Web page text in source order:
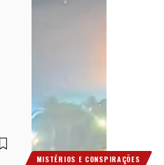
MISTÉRIOS E CONSPIRAÇÕES